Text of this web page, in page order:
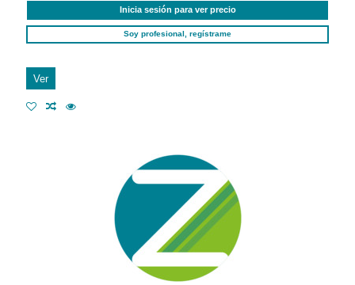
Inicia sesión para ver precio
Soy profesional, regístrame
Ver